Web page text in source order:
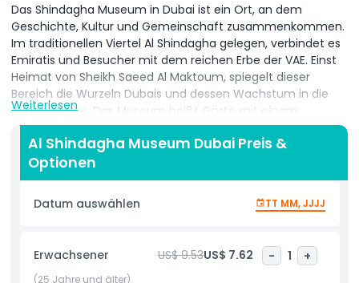
Das Shindagha Museum in Dubai ist ein Ort, an dem
Geschichte, Kultur und Gemeinschaft zusammenkommen.
Im traditionellen Viertel Al Shindagha gelegen, verbindet es
Emiratis und Besucher mit dem reichen Erbe der VAE. Einst
Heimat von Sheikh Saeed Al Maktoum, spiegelt dieser
Bereich die Wurzeln Dubais und dessen Wachstum in die
Zukunft wider. Das Museum heißt Gäste mit einem
freundlichen Welcome Centre willkommen, das
Orientierung, Informationen zu Veranstaltungen, Führungen
und Theatervorstellungen bietet. Das Personal ist stets
bereit, bei Zeiten, Barrierefreiheit und allgemeinen Fragen
zu helfen, um jeden Besuch einfach und angenehm zu
gestalten. Ein reibungsloses Ticketingsystem stellt zudem
beginnen können. Im Inneren entdecken Besucher, wie
emiratische Traditionen, Gastfreundschaft und
Widerstandsfähigkeit die Nation geprägt haben. Das
Weiterlesen
Al Shindagha Museum Dubai Preis &
Optionen
Datum auswählen TT MM, JJJJ
Erwachsener US$ 9.53US$ 7.62 - 1 +
(25 Jahre und älter)